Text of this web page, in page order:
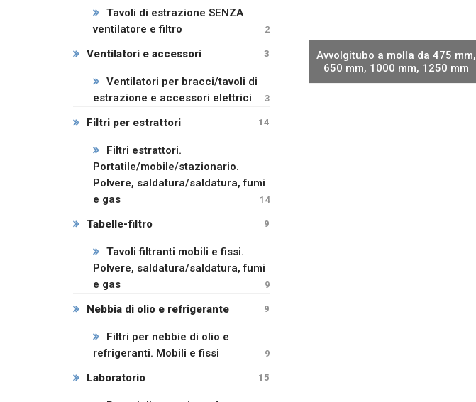
Tavoli di estrazione SENZA
ventilatore e filtro
2
Ventilatori e accessori 3
Ventilatori per bracci/tavoli di
estrazione e accessori elettrici
3
Filtri per estrattori 14
Filtri estrattori.
Portatile/mobile/stazionario.
Polvere, saldatura/saldatura, fumi
e gas
14
Tabelle-filtro 9
Tavoli filtranti mobili e fissi.
Polvere, saldatura/saldatura, fumi
e gas
9
Nebbia di olio e refrigerante 9
Filtri per nebbie di olio e
refrigeranti. Mobili e fissi
9
Laboratorio 15
Avvolgitubo a molla da 475 mm,
650 mm, 1000 mm, 1250 mm